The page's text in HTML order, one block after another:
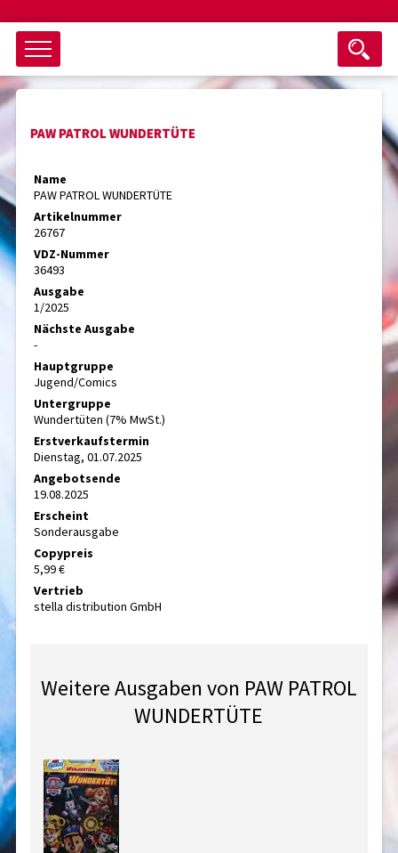
Objektsuche
als ganzes Wort suchen
nur Titel im Angebot
PAW PATROL WUNDERTÜTE
Name
PAW PATROL WUNDERTÜTE
Artikelnummer
26767
VDZ-Nummer
36493
Ausgabe
1/2025
Nächste Ausgabe
-
Hauptgruppe
Jugend/Comics
Untergruppe
Wundertüten (7% MwSt.)
Erstverkaufstermin
Dienstag, 01.07.2025
Angebotsende
19.08.2025
Erscheint
Sonderausgabe
Copypreis
5,99 €
Vertrieb
stella distribution GmbH
Weitere Ausgaben von PAW PATROL
WUNDERTÜTE